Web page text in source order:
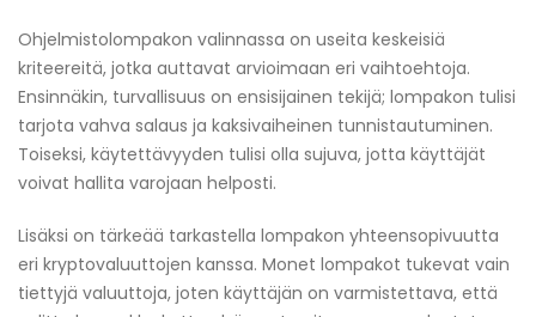
Ohjelmistolompakon valinnassa on useita keskeisiä
kriteereitä, jotka auttavat arvioimaan eri vaihtoehtoja.
Ensinnäkin, turvallisuus on ensisijainen tekijä; lompakon tulisi
tarjota vahva salaus ja kaksivaiheinen tunnistautuminen.
Toiseksi, käytettävyyden tulisi olla sujuva, jotta käyttäjät
voivat hallita varojaan helposti.
Lisäksi on tärkeää tarkastella lompakon yhteensopivuutta
eri kryptovaluuttojen kanssa. Monet lompakot tukevat vain
tiettyjä valuuttoja, joten käyttäjän on varmistettava, että